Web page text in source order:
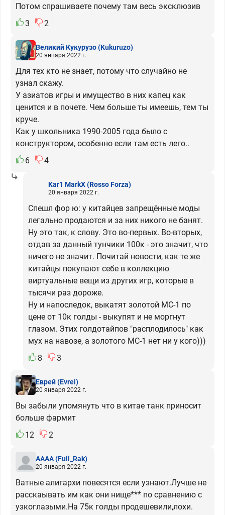
Потом спрашиваете почему там весь эксклюзив
3
2
Великий Кукурузо(Kukuruzo)
20 января 2022 г.
Для тех кто не знает, потому что случайно не
узнал скажу.
У азиатов игры и имущество в них капец как
ценится и в почете. Чем больше ты имеешь, тем ты
круче.
Как у школьника 1990-2005 года было с
конструктором, особенно если там есть лего..
6
4
Kar1 MarkX(Rosso Forza)
20 января 2022 г.
Спешл фор ю: у китайцев запрещённые моды
легально продаются и за них никого не банят.
Ну это так, к слову. Это во-первых. Во-вторых,
отдав за данный тунчики 100к - это значит, что
ничего не значит. Почитай новости, как те же
китайцы покупают себе в коллекцию
виртуальные вещи из других игр, которые в
тысячи раз дороже.
Ну и напоследок, выкатят золотой МС-1 по
цене от 10к голды - выкупят и не моргнут
глазом. Этих голдотайпов "расплодилось" как
мух на навозе, а золотого МС-1 нет ни у кого)))
8
3
Еврей(Evrei)
20 января 2022 г.
Вы забыли упомянуть что в китае танк приносит
больше фармит
12
2
AAAA(Full_Rak)
20 января 2022 г.
Ватные алигархи повесятся если узнают.Лучше не
расскаывать им как они нище*** по сравнению с
узкоглазыми.На 75к голды продешевили,лохи.